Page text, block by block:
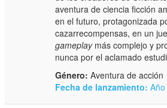
aventura de ciencia ficción
en el futuro, protagonizada
cazarrecompensas, en un
gameplaymás complejo y
nunca por el aclamado
Género: Aventura de acción
Fecha de lanzamiento: